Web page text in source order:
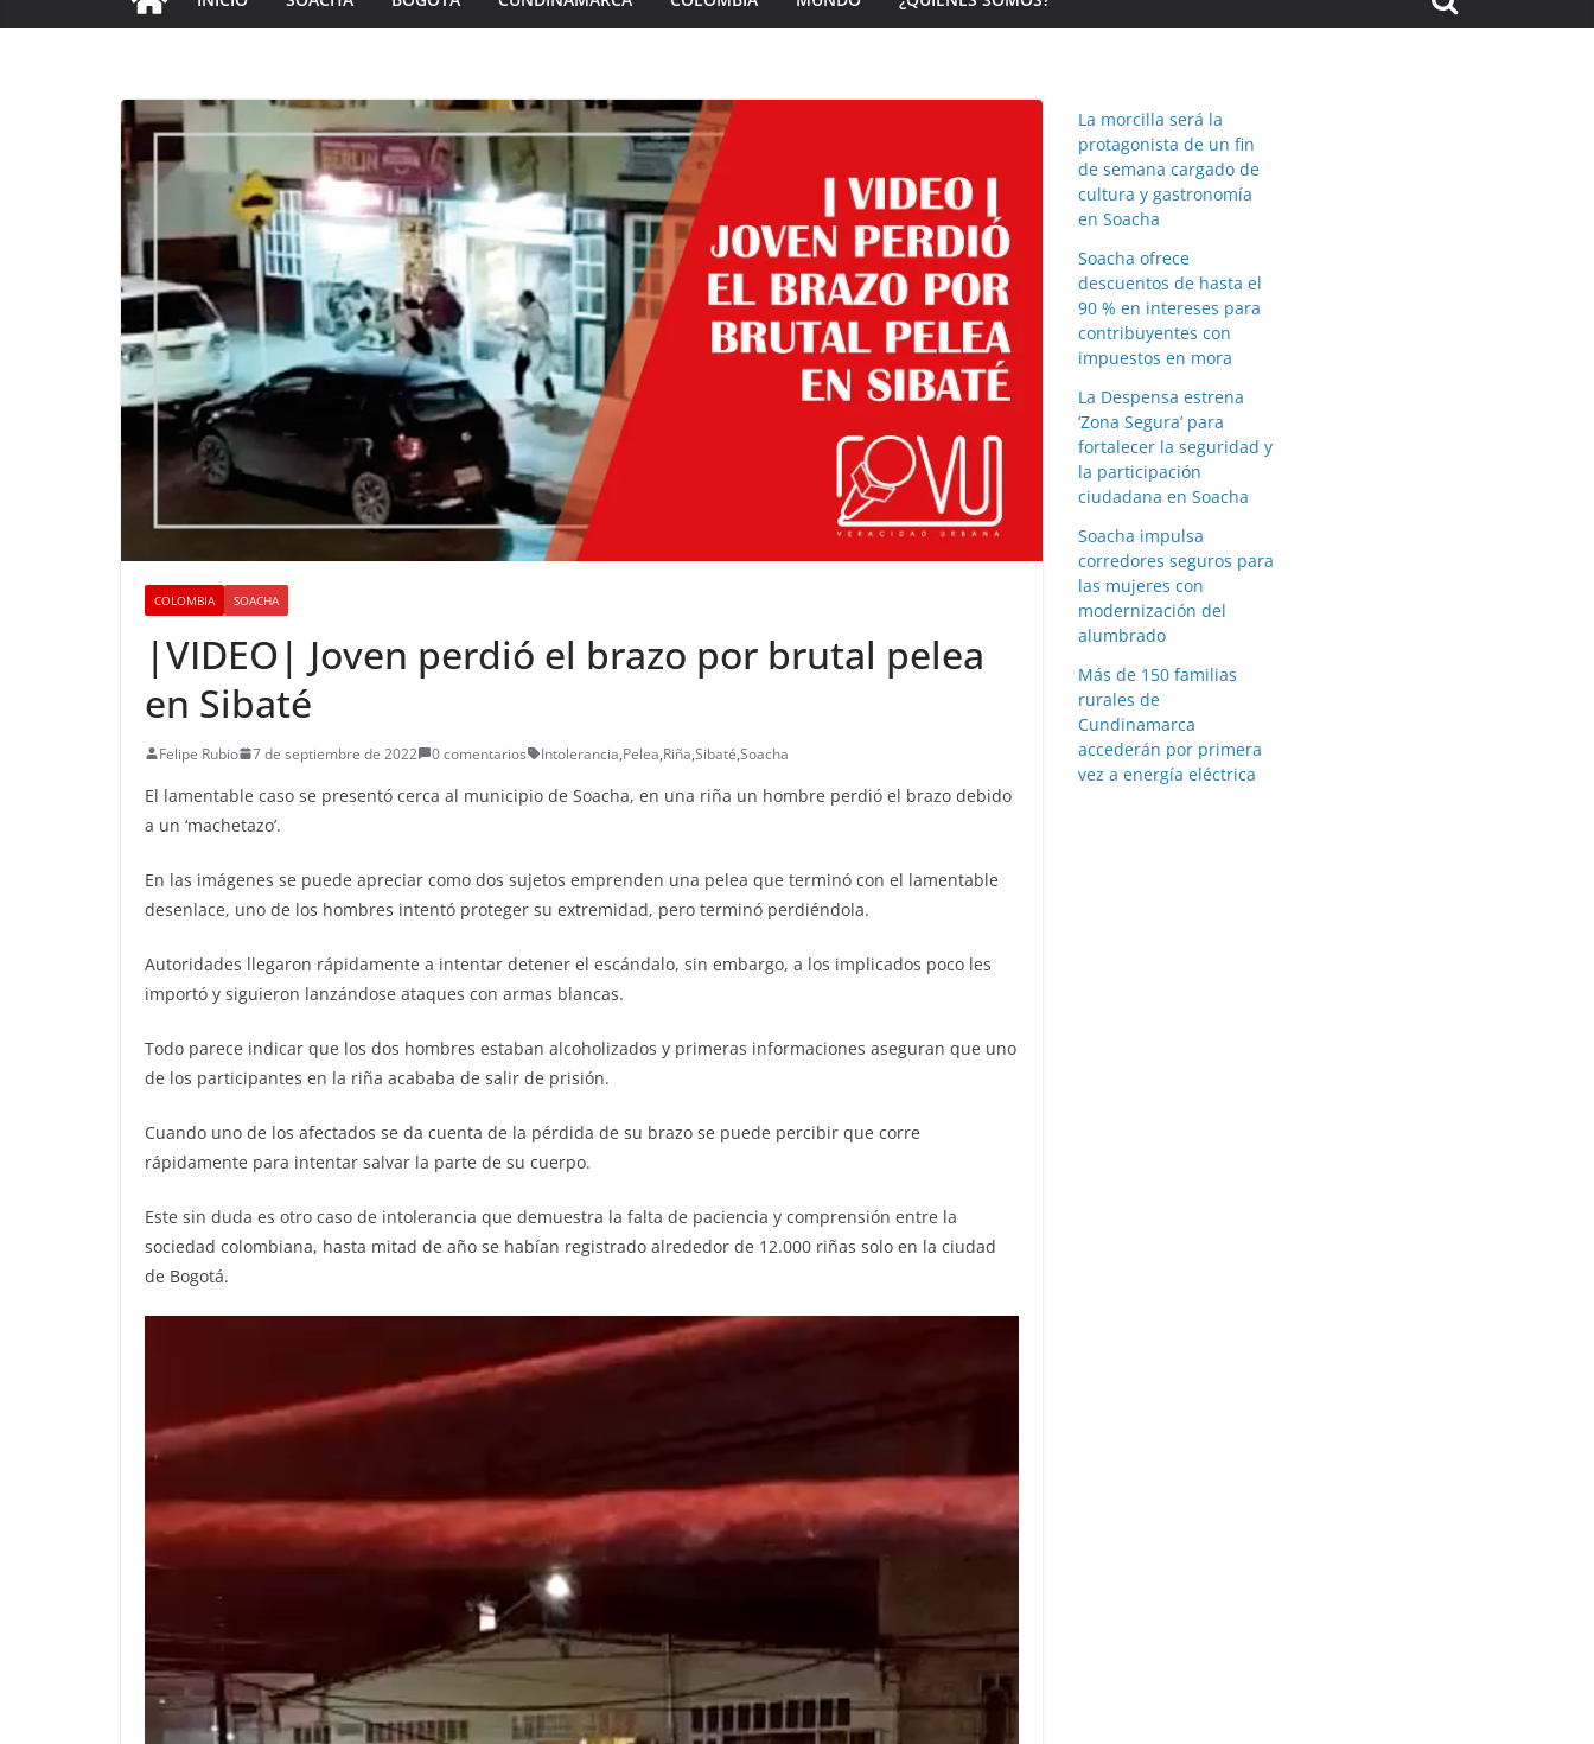
COLOMBIA SOACHA
|VIDEO| Joven perdió el brazo por brutal pelea
en Sibaté
Felipe Rubio 7 de septiembre de 2022 0 comentarios Intolerancia,Pelea,Riña,Sibaté,Soacha
El lamentable caso se presentó cerca al municipio de Soacha, en una riña un hombre perdió el brazo debido
a un ‘machetazo’.
En las imágenes se puede apreciar como dos sujetos emprenden una pelea que terminó con el lamentable
desenlace, uno de los hombres intentó proteger su extremidad, pero terminó perdiéndola.
Autoridades llegaron rápidamente a intentar detener el escándalo, sin embargo, a los implicados poco les
importó y siguieron lanzándose ataques con armas blancas.
Todo parece indicar que los dos hombres estaban alcoholizados y primeras informaciones aseguran que uno
de los participantes en la riña acababa de salir de prisión.
Cuando uno de los afectados se da cuenta de la pérdida de su brazo se puede percibir que corre
rápidamente para intentar salvar la parte de su cuerpo.
Este sin duda es otro caso de intolerancia que demuestra la falta de paciencia y comprensión entre la
sociedad colombiana, hasta mitad de año se habían registrado alrededor de 12.000 riñas solo en la ciudad
de Bogotá.
La morcilla será la
protagonista de un fin
de semana cargado de
cultura y gastronomía
en Soacha
Soacha ofrece
descuentos de hasta el
90 % en intereses para
contribuyentes con
impuestos en mora
La Despensa estrena
‘Zona Segura’ para
fortalecer la seguridad y
la participación
ciudadana en Soacha
Soacha impulsa
corredores seguros para
las mujeres con
modernización del
alumbrado
Más de 150 familias
rurales de
Cundinamarca
accederán por primera
vez a energía eléctrica